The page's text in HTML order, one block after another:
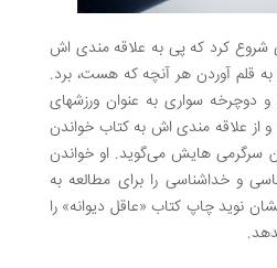
شروع کرد که پی به علاقه مندی اش
به قلم آوردن هر آنچه که هست، برد.
و دوچرخه سواری به عنوان ورزشهای
و از علاقه مندی اش به کتاب خواندن
سرگرمی هایش می‌گوید. او خواندن
و خداشناسی را برای مطالعه به
نوید چاپ کتاب «عاقل دیوانه» را